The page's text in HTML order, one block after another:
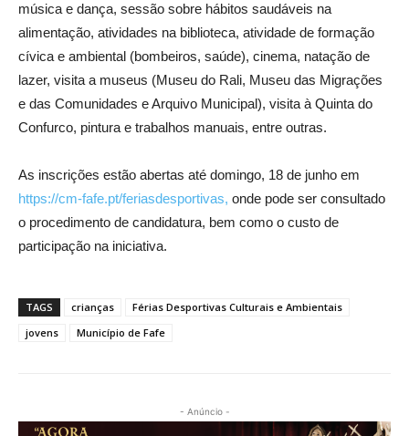
música e dança, sessão sobre hábitos saudáveis na
alimentação, atividades na biblioteca, atividade de formação
cívica e ambiental (bombeiros, saúde), cinema, natação de
lazer, visita a museus (Museu do Rali, Museu das Migrações
e das Comunidades e Arquivo Municipal), visita à Quinta do
Confurco, pintura e trabalhos manuais, entre outras.
As inscrições estão abertas até domingo, 18 de junho em
https://cm-fafe.pt/feriasdesportivas, onde pode ser consultado
o procedimento de candidatura, bem como o custo de
participação na iniciativa.
TAGS crianças
Férias Desportivas Culturais e Ambientais
jovens
Município de Fafe
- Anúncio -